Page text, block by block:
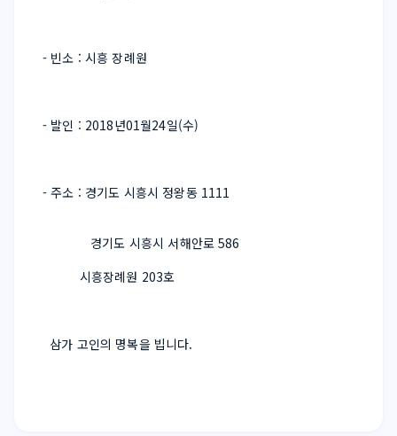
- 빈소 : 시흥 장례원
- 발인 : 2018년01월24일(수)
- 주소 : 경기도 시흥시 정왕동 1111
경기도 시흥시 서해안로 586
시흥장례원 203호
삼가 고인의 명복을 빕니다.